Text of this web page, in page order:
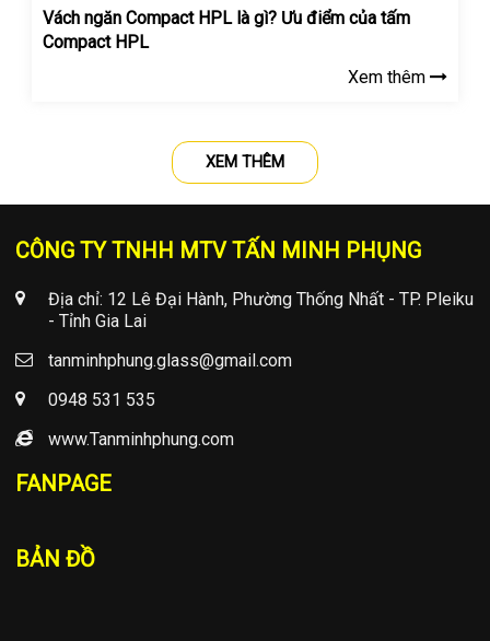
Vách ngăn Compact HPL là gì? Ưu điểm của tấm
Compact HPL
Xem thêm
XEM THÊM
CÔNG TY TNHH MTV TẤN MINH PHỤNG
Địa chỉ: 12 Lê Đại Hành, Phường Thống Nhất - TP. Pleiku
- Tỉnh Gia Lai
tanminhphung.glass@gmail.com
0948 531 535
www.Tanminhphung.com
FANPAGE
BẢN ĐỒ